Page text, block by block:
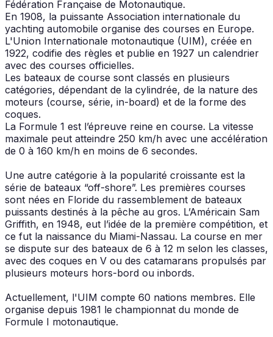
Fédération Française de Motonautique.
En 1908, la puissante Association internationale du
yachting automobile organise des courses en Europe.
L'Union Internationale motonautique (UIM), créée en
1922, codifie des règles et publie en 1927 un calendrier
avec des courses officielles.
Les bateaux de course sont classés en plusieurs
catégories, dépendant de la cylindrée, de la nature des
moteurs (course, série, in-board) et de la forme des
coques.
La Formule 1 est l’épreuve reine en course. La vitesse
maximale peut atteindre 250 km/h avec une accélération
de 0 à 160 km/h en moins de 6 secondes.
Une autre catégorie à la popularité croissante est la
série de bateaux “off-shore”. Les premières courses
sont nées en Floride du rassemblement de bateaux
puissants destinés à la pêche au gros. L’Américain Sam
Griffith, en 1948, eut l’idée de la première compétition, et
ce fut la naissance du Miami-Nassau. La course en mer
se dispute sur des bateaux de 6 à 12 m selon les classes,
avec des coques en V ou des catamarans propulsés par
plusieurs moteurs hors-bord ou inbords.
Actuellement, l'UIM compte 60 nations membres. Elle
organise depuis 1981 le championnat du monde de
Formule I motonautique.